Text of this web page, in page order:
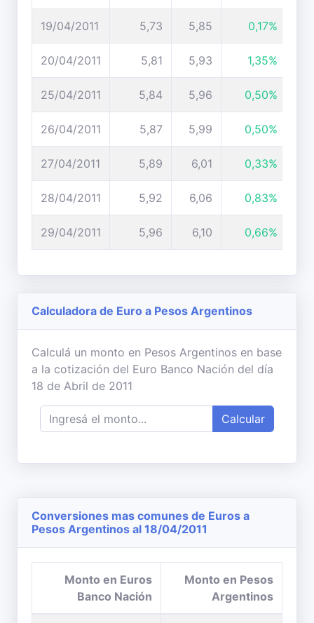
19/04/2011 5,73 5,85 0,17%
20/04/2011 5,81 5,93 1,35%
25/04/2011 5,84 5,96 0,50%
26/04/2011 5,87 5,99 0,50%
27/04/2011 5,89 6,01 0,33%
28/04/2011 5,92 6,06 0,83%
29/04/2011 5,96 6,10 0,66%
Calculadora de Euro a Pesos Argentinos
Calculá un monto en Pesos Argentinos en base
a la cotización del Euro Banco Nación del día
18 de Abril de 2011
Calcular
Conversiones mas comunes de Euros a
Pesos Argentinos al 18/04/2011
Monto en Euros
Banco Nación
Monto en Pesos
Argentinos